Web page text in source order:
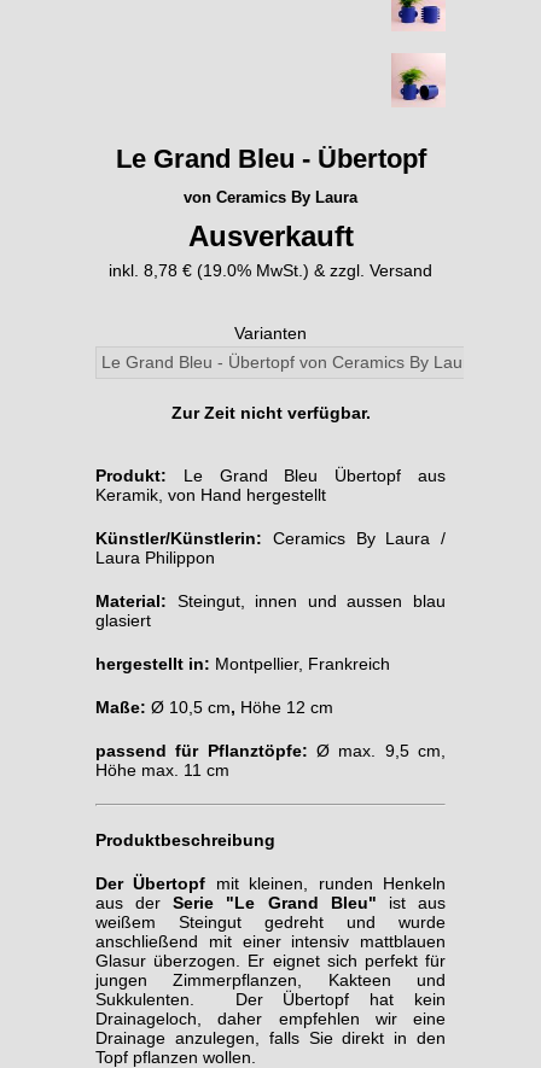
Le Grand Bleu - Übertopf
von Ceramics By Laura
Ausverkauft
inkl. 8,78 € (19.0% MwSt.) & zzgl. Versand
Varianten
Zur Zeit nicht verfügbar.
Produkt: Le Grand Bleu Übertopf aus
Keramik, von Hand hergestellt
Künstler/Künstlerin: Ceramics By Laura /
Laura Philippon
Material: Steingut, innen und aussen blau
glasiert
hergestellt in: Montpellier, Frankreich
Maße: Ø 10,5 cm, Höhe 12 cm
passend für Pflanztöpfe: Ø max. 9,5 cm,
Höhe max. 11 cm
Produktbeschreibung
Der Übertopf mit kleinen, runden Henkeln
aus derSerie "Le Grand Bleu" ist aus
weißem Steingut gedreht und wurde
anschließend mit einer intensiv mattblauen
Glasur überzogen. Er eignet sich perfekt für
jungen Zimmerpflanzen, Kakteen und
Sukkulenten. Der Übertopf hat kein
Drainageloch, daher empfehlen wir eine
Drainage anzulegen, falls Sie direkt in den
Topf pflanzen wollen.